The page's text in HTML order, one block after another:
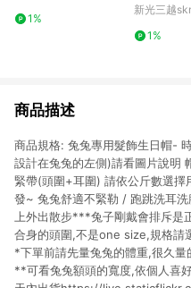
1%
新光三越
1%
商品描述
商品規格: 兔兔專用髮飾生日帽-
設計在兔兔的左側)請看圖片說明
緊帶(頭圍+耳圍) 請依公斤數選擇
發~ 兔兔舒適不緊勒 / 跑跳洗耳
上外出散步***兔子剛戴會排斥是
合身的頭圍,不是one size,規格
*下單前請先量兔兔的體重,很久
**可看兔兔額頭的寬度,依個人喜